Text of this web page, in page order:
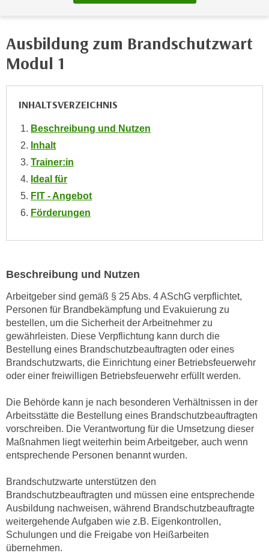
Ausbildung zum Brandschutzwart
Modul 1
INHALTSVERZEICHNIS
Beschreibung und Nutzen
Inhalt
Trainer:in
Ideal für
FIT - Angebot
Förderungen
Beschreibung und Nutzen
Arbeitgeber sind gemäß § 25 Abs. 4 ASchG verpflichtet,
Personen für Brandbekämpfung und Evakuierung zu
bestellen, um die Sicherheit der Arbeitnehmer zu
gewährleisten. Diese Verpflichtung kann durch die
Bestellung eines Brandschutzbeauftragten oder eines
Brandschutzwarts, die Einrichtung einer Betriebsfeuerwehr
oder einer freiwilligen Betriebsfeuerwehr erfüllt werden.
Die Behörde kann je nach besonderen Verhältnissen in der
Arbeitsstätte die Bestellung eines Brandschutzbeauftragten
vorschreiben. Die Verantwortung für die Umsetzung dieser
Maßnahmen liegt weiterhin beim Arbeitgeber, auch wenn
entsprechende Personen benannt wurden.
Brandschutzwarte unterstützen den
Brandschutzbeauftragten und müssen eine entsprechende
Ausbildung nachweisen, während Brandschutzbeauftragte
weitergehende Aufgaben wie z.B. Eigenkontrollen,
Schulungen und die Freigabe von Heißarbeiten
übernehmen.
e
n
w
n
e
n
w
i
r
e
o
r
i
n
t
i
e
r
z
a
n
E
U
-
U
S
A
u
t
r
w
r
e
n
h
a